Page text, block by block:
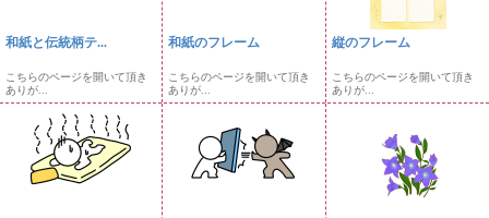
和紙と伝統柄テ...
こちらのページを開いて頂き
ありが...
和紙のフレーム
こちらのページを開いて頂き
ありが...
縦のフレーム
こちらのページを開いて頂き
ありが...